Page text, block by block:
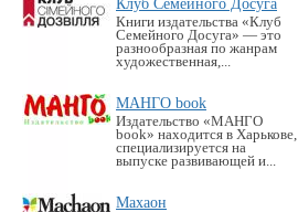
Книги издательства «Клуб
Семейного Досуга» — это
разнообразная по жанрам
художественная,...
МАНГО book
Издательство «MАНГО
book» находится в Харькове,
специализируется на
выпуске развивающей и...
Махаон